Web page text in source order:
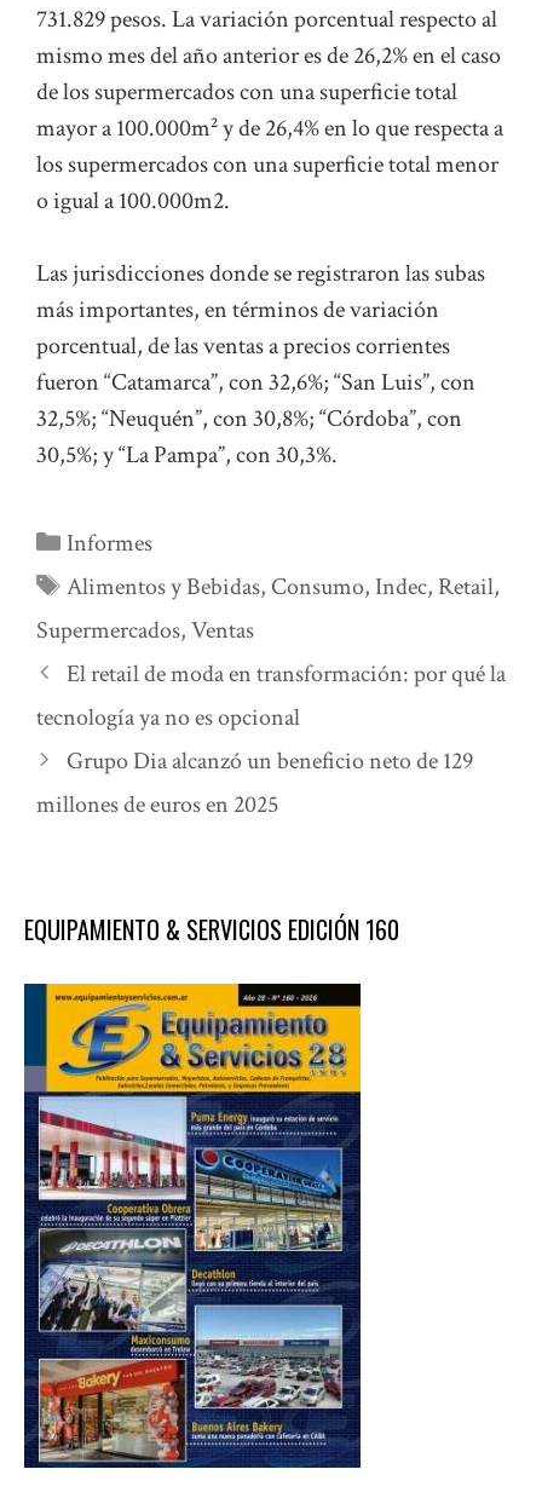
731.829 pesos. La variación porcentual respecto al
mismo mes del año anterior es de 26,2% en el caso
de los supermercados con una superficie total
mayor a 100.000m² y de 26,4% en lo que respecta a
los supermercados con una superficie total menor
o igual a 100.000m2.
Las jurisdicciones donde se registraron las subas
más importantes, en términos de variación
porcentual, de las ventas a precios corrientes
fueron “Catamarca”, con 32,6%; “San Luis”, con
32,5%; “Neuquén”, con 30,8%; “Córdoba”, con
30,5%; y “La Pampa”, con 30,3%.
Categorías
Informes
Etiquetas
Alimentos y Bebidas, Consumo, Indec, Retail,
Supermercados,Ventas
El retail de moda en transformación: por qué la
tecnología ya no es opcional
Grupo Dia alcanzó un beneficio neto de 129
millones de euros en 2025
EQUIPAMIENTO & SERVICIOS EDICIÓN 160